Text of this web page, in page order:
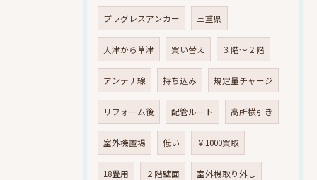
プラグレスアンカー 三重県
大津から草津 買い替え ３階～２階
アンテナ線 持ち込み 規定量チャージ
リフォーム後 配管ルート 高所横引き
室外機置場 低い ￥1000買取
18畳用 ２階壁面 室外機取り外し